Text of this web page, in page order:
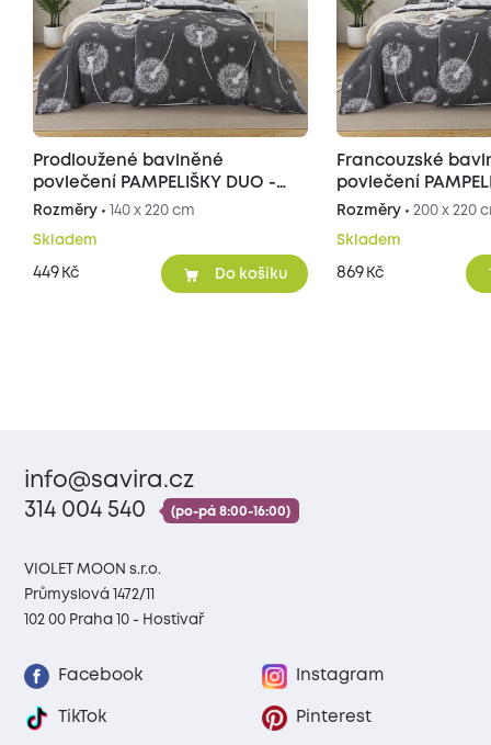
Prodloužené bavlněné
povlečení PAMPELIŠKY DUO -
šedé/bílé
Rozměry • 140 x 220 cm
Skladem
449 Kč Do košíku
Francouzské
povlečení
šedé/bílé
Rozměry •200 x 220
Skladem
869 Kč
info@savira.cz
314 004 540
(po-pá 8:00-16:00)
VIOLET MOON s.r.o.
Průmyslová 1472/11
102 00 Praha 10 - Hostivař
Facebook Instagram
TikTok Pinterest